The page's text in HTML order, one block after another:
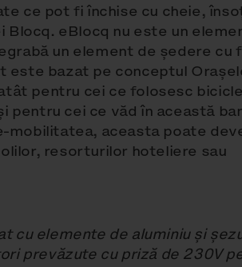
ce pot fi închise cu cheie,
Blocq. eBlocq nu este un
un element de ședere cu
este bazat pe conceptul
pentru cei ce folosesc
pentru cei ce văd în această
aceasta poate
resorturilor hoteliere sau
cu elemente de aluminiu și
prevăzute cu priză de 230V